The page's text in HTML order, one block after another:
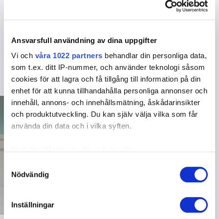
Ansvarsfull användning av dina uppgifter
Vi och våra 1022 partners behandlar din personliga data,
som t.ex. ditt IP-nummer, och använder teknologi såsom
cookies för att lagra och få tillgång till information på din
enhet för att kunna tillhandahålla personliga annonser och
innehåll, annons- och innehållsmätning, åskådarinsikter
och produktutveckling. Du kan själv välja vilka som får
använda din data och i vilka syften.
som kan ha en noggrannhet på upp till flera meter
Ta reda på mer om hur dina personliga uppgifter
Nödvändig
Inställningar
hon deltagarna de verktyg som behövs för att skapa
bemöta härskartekniker eller lära sig att tala inför en
och resultatdrivande sätt.